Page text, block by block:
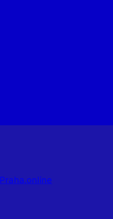
Praha.online